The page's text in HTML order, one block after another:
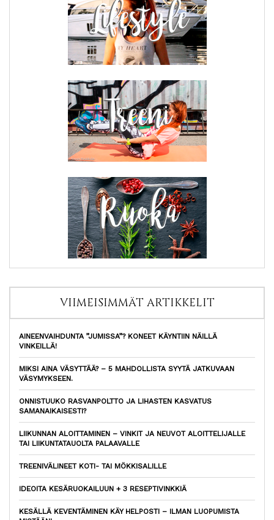
VIIMEISIMMÄT ARTIKKELIT
AINEENVAIHDUNTA ”JUMISSA”? KONEET KÄYNTIIN NÄILLÄ
VINKEILLÄ!
MIKSI AINA VÄSYTTÄÄ? – 5 MAHDOLLISTA SYYTÄ JATKUVAAN
VÄSYMYKSEEN.
ONNISTUUKO RASVANPOLTTO JA LIHASTEN KASVATUS
SAMANAIKAISESTI?
LIIKUNNAN ALOITTAMINEN – VINKIT JA NEUVOT ALOITTELIJALLE
TAI LIIKUNTATAUOLTA PALAAVALLE
TREENIVÄLINEET KOTI- TAI MÖKKISALILLE
IDEOITA KESÄRUOKAILUUN + 3 RESEPTIVINKKIÄ
KESÄLLÄ KEVENTÄMINEN KÄY HELPOSTI – ILMAN LUOPUMISTA